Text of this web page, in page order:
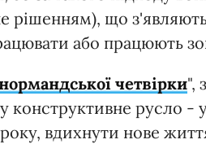
рішенням), що
або працюють
четвірки",
конструктивне русло -
вдихнути нове